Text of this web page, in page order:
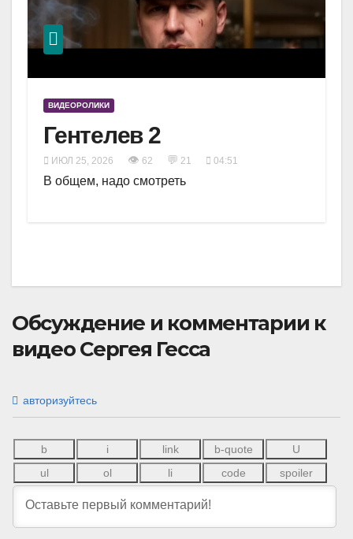
ВИДЕОРОЛИКИ
Гентелев 2
ИЮЛ 25, 2026 👁 62 💬 21 04:51
В общем, надо смотреть
Обсуждение и комментарии к
видео Сергея Гесса
авторизуйтесь